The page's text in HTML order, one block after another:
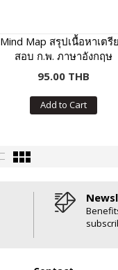
Mind Map สรุปเนื้อหาเตรี
สอบ ก.พ. ภาษาอังกฤษ
95.00 THB
Add to Cart